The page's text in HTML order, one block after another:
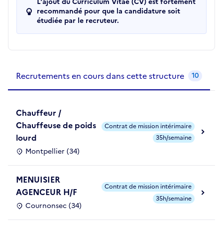
recommandé pour que la candidature soit
étudiée par le recruteur.
Recrutements en cours dans cette structure 10
Chauffeur /
Chauffeuse de poids
lourd
Montpellier (34)
Contrat de mission intérimaire
35h/semaine
MENUISIER
AGENCEUR H/F
Cournonsec (34)
Contrat de mission intérimaire
35h/semaine